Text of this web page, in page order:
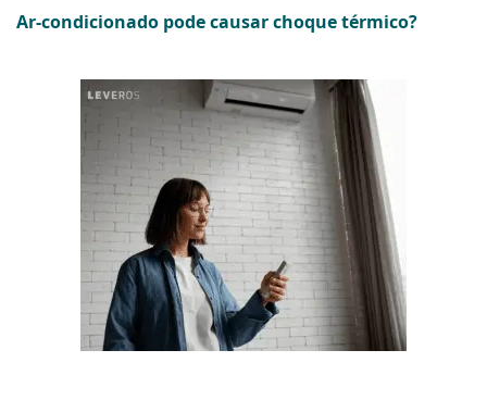
Ar-condicionado pode causar choque térmico?